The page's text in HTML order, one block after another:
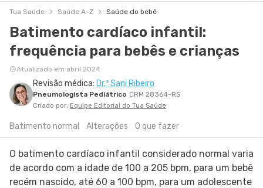
NUTRIÇÃO
GRAVIDEZ
SIGA O TUA SAÚDE NAS REDES SOCIAIS
Tua Saúde Saúde A-Z Saúde do bebê
Batimento cardíaco infantil:
frequência para bebês e crianças
Atualizado em abril 2024
Revisão médica: Dr.ª Sani Ribeiro
Pneumologista Pediátrico CRM 28364-RS
Criado por: Equipe Editorial do Tua Saúde
Batimento normal Alterações O que fazer
O batimento cardíaco infantil considerado normal varia
de acordo com a idade de 100 a 205 bpm, para um bebê
recém nascido, até 60 a 100 bpm, para um adolescente